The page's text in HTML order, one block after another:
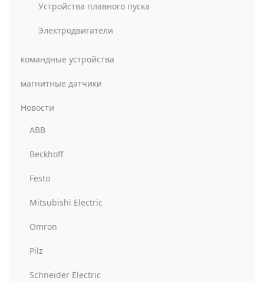
Устройства плавного пуска
Электродвигатели
командные устройства
магнитные датчики
Новости
ABB
Beckhoff
Festo
Mitsubishi Electric
Omron
Pilz
Schneider Electric